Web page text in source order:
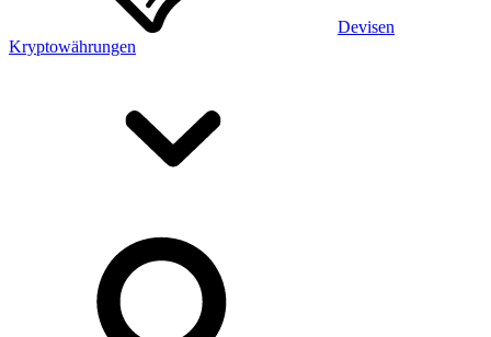
Devisen
Kryptowährungen